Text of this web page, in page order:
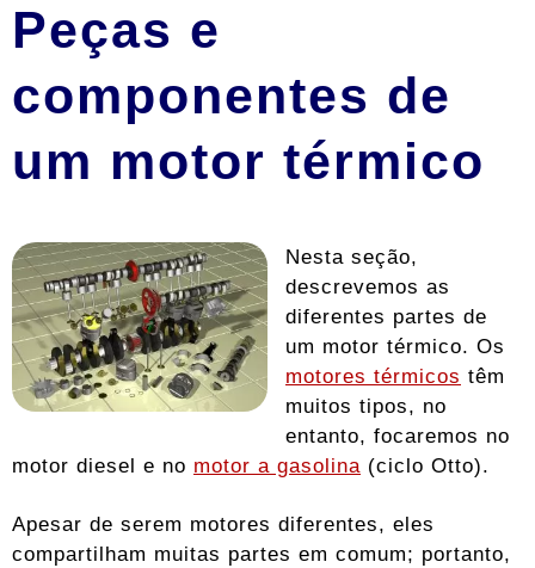
Peças e
componentes de
um motor térmico
Nesta seção,
descrevemos as
diferentes partes de
um motor térmico. Os
motores térmicos têm
muitos tipos, no
entanto, focaremos no
motor diesel e no motor a gasolina (ciclo Otto).
Apesar de serem motores diferentes, eles
compartilham muitas partes em comum; portanto,